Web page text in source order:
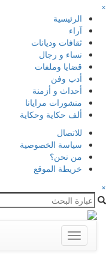
×
الرئيسية
آراء
ثقافات وديانات
نساء و رجال
قضايا وملفات
أدب وفن
أحداث و أزمنة
منشورات مرايانا
ألف حكاية وحكاية
للاتصال
سياسة الخصوصية
من نحن؟
خريطة الموقع
×
Toggle
navigation